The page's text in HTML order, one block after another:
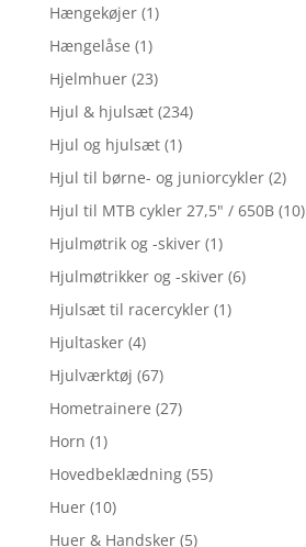
Hængekøjer (1)
Hængelåse (1)
Hjelmhuer (23)
Hjul & hjulsæt (234)
Hjul og hjulsæt (1)
Hjul til børne- og juniorcykler (2)
Hjul til MTB cykler 27,5" / 650B (10)
Hjulmøtrik og -skiver (1)
Hjulmøtrikker og -skiver (6)
Hjulsæt til racercykler (1)
Hjultasker (4)
Hjulværktøj (67)
Hometrainere (27)
Horn (1)
Hovedbeklædning (55)
Huer (10)
Huer & Handsker (5)